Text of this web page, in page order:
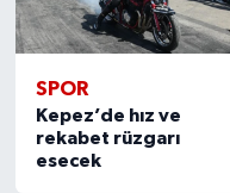
SPOR
Kepez’de hız ve
rekabet rüzgarı
esecek